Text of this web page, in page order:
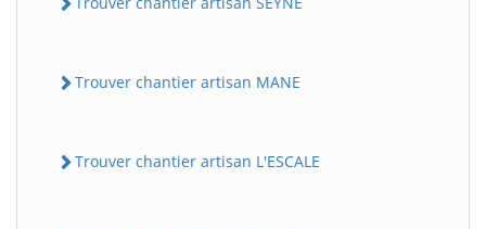
Trouver chantier artisan MANE
Trouver chantier artisan L'ESCALE